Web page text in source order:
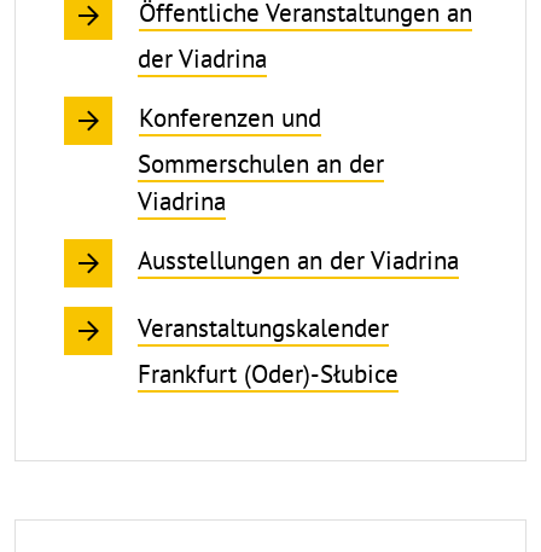
Öffentliche Veranstaltungen an
der Viadrina
Konferenzen und
Sommerschulen an der
Viadrina
Ausstellungen an der Viadrina
Veranstaltungskalender
Frankfurt (Oder)-Słubice